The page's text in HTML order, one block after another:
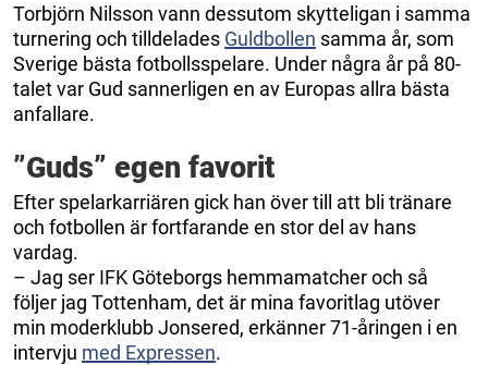
Torbjörn Nilsson vann dessutom skytteligan i samma
turnering och tilldelades Guldbollen samma år, som
Sverige bästa fotbollsspelare. Under några år på 80-
talet var Gud sannerligen en av Europas allra bästa
anfallare.
”Guds” egen favorit
Efter spelarkarriären gick han över till att bli tränare
och fotbollen är fortfarande en stor del av hans
vardag.
– Jag ser IFK Göteborgs hemmamatcher och så
följer jag Tottenham, det är mina favoritlag utöver
min moderklubb Jonsered, erkänner 71-åringen i en
intervju med Expressen.